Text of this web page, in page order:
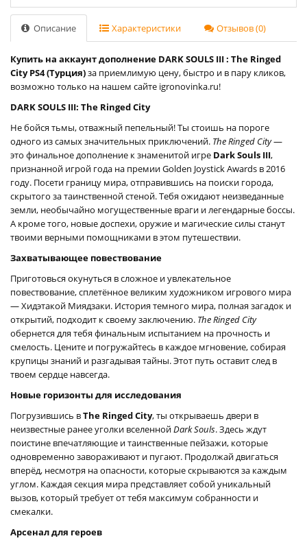
Описание Характеристики Отзывов (0)
Купить на аккаунт дополнение DARK SOULS III : The Ringed
City PS4 (Турция)за приемлимую цену, быстро и в пару кликов,
возможно только на нашем сайте igronovinka.ru!
DARK SOULS III: The Ringed City
Не бойся тьмы, отважный пепельный! Ты стоишь на пороге
одного из самых значительных приключений. The Ringed City—
это финальное дополнение к знаменитой игре Dark Souls III,
признанной игрой года на премии Golden Joystick Awards в 2016
году. Посети границу мира, отправившись на поиски города,
скрытого за таинственной стеной. Тебя ожидают неизведанные
земли, необычайно могущественные враги и легендарные боссы.
А кроме того, новые доспехи, оружие и магические силы станут
твоими верными помощниками в этом путешествии.
Захватывающее повествование
Приготовься окунуться в сложное и увлекательное
повествование, сплетённое великим художником игрового мира
— Хидэтакой Миядзаки. История темного мира, полная загадок и
открытий, подходит к своему заключению. The Ringed City
обернется для тебя финальным испытанием на прочность и
смелость. Цените и погружайтесь в каждое мгновение, собирая
крупицы знаний и разгадывая тайны. Этот путь оставит след в
твоем сердце навсегда.
Новые горизонты для исследования
Погрузившись вThe Ringed City, ты открываешь двери в
неизвестные ранее уголки вселеннойDark Souls. Здесь ждут
поистине впечатляющие и таинственные пейзажи, которые
одновременно завораживают и пугают. Продолжай двигаться
вперёд, несмотря на опасности, которые скрываются за каждым
углом. Каждая секция мира представляет собой уникальный
вызов, который требует от тебя максимум собранности и
смекалки.
Арсенал для героев